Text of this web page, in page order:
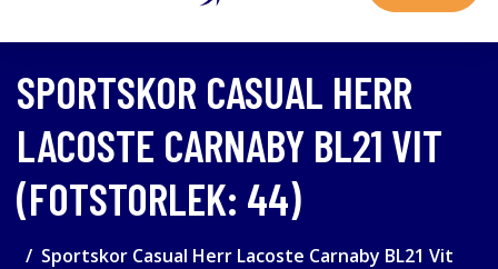
SPORTSKOR CASUAL HERR
LACOSTE CARNABY BL21 VIT
(FOTSTORLEK: 44)
Sportskor Casual Herr Lacoste Carnaby BL21 Vit